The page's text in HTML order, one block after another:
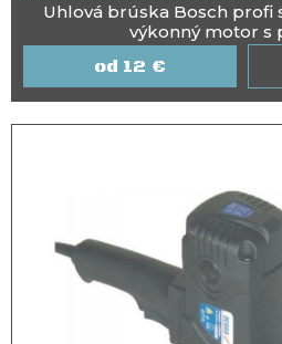
Uhlová brúska Bosch profi
výkonný motor s
12 €